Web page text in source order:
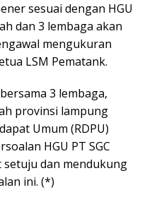
sesuai dengan HGU
dan 3 lembaga akan
mengukuran
LSM Pematank.
3 lembaga,
provinsi lampung
Umum (RDPU)
HGU PT SGC
setuju dan mendukung
ini. (*)